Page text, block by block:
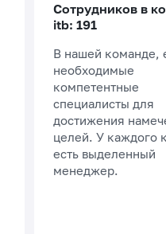
Сотрудников в
itb: 191
В нашей команде,
необходимые
компетентные
специалисты для
достижения
целей. У каждого
есть выделенный
менеджер.